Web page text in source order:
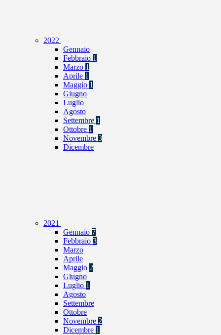
2022
Gennaio
Febbraio 1
Marzo 1
Aprile 1
Maggio 1
Giugno
Luglio
Agosto
Settembre 1
Ottobre 1
Novembre 3
Dicembre
2021
Gennaio 7
Febbraio 3
Marzo
Aprile
Maggio 2
Giugno
Luglio 1
Agosto
Settembre
Ottobre
Novembre 2
Dicembre 1